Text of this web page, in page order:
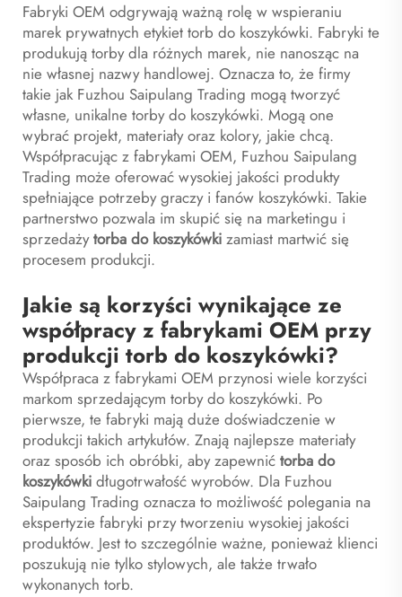
Fabryki OEM odgrywają ważną rolę w wspieraniu
marek prywatnych etykiet torb do koszykówki. Fabryki te
produkują torby dla różnych marek, nie nanosząc na
nie własnej nazwy handlowej. Oznacza to, że firmy
takie jak Fuzhou Saipulang Trading mogą tworzyć
własne, unikalne torby do koszykówki. Mogą one
wybrać projekt, materiały oraz kolory, jakie chcą.
Współpracując z fabrykami OEM, Fuzhou Saipulang
Trading może oferować wysokiej jakości produkty
spełniające potrzeby graczy i fanów koszykówki. Takie
partnerstwo pozwala im skupić się na marketingu i
sprzedażytorba do koszykówki zamiast martwić się
procesem produkcji.
Jakie są korzyści wynikające ze
współpracy z fabrykami OEM przy
produkcji torb do koszykówki?
Współpraca z fabrykami OEM przynosi wiele korzyści
markom sprzedającym torby do koszykówki. Po
pierwsze, te fabryki mają duże doświadczenie w
produkcji takich artykułów. Znają najlepsze materiały
oraz sposób ich obróbki, aby zapewnić torba do
koszykówki długotrwałość wyrobów. Dla Fuzhou
Saipulang Trading oznacza to możliwość polegania na
ekspertyzie fabryki przy tworzeniu wysokiej jakości
produktów. Jest to szczególnie ważne, ponieważ klienci
poszukują nie tylko stylowych, ale także trwało
wykonanych torb.